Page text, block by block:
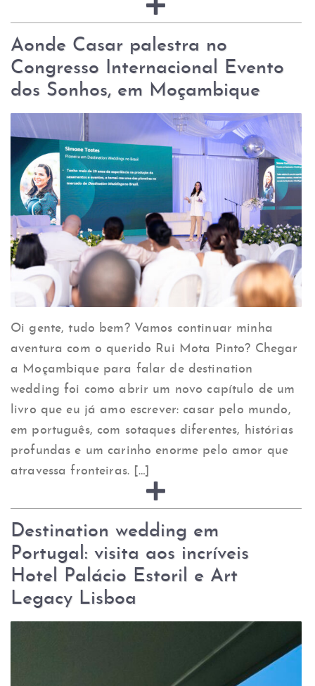
Aonde Casar palestra no
Congresso Internacional Evento
dos Sonhos, em Moçambique
Oi gente, tudo bem? Vamos continuar minha
aventura com o querido Rui Mota Pinto? Chegar
a Moçambique para falar de destination
wedding foi como abrir um novo capítulo de um
livro que eu já amo escrever: casar pelo mundo,
em português, com sotaques diferentes, histórias
profundas e um carinho enorme pelo amor que
atravessa fronteiras. […]
Destination wedding em
Portugal: visita aos incríveis
Hotel Palácio Estoril e Art
Legacy Lisboa